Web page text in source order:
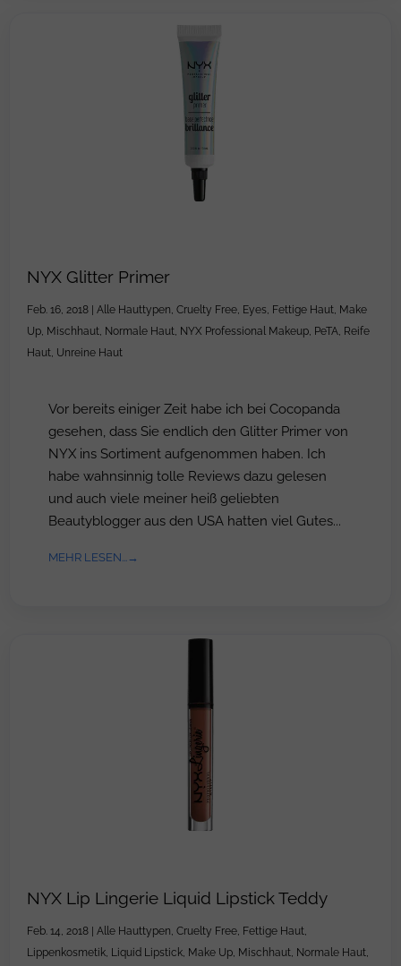
NYX Glitter Primer
Feb. 16, 2018 | Alle Hauttypen, Cruelty Free, Eyes, Fettige Haut, Make
Up, Mischhaut, Normale Haut, NYX Professional Makeup, PeTA, Reife
Haut, Unreine Haut
Vor bereits einiger Zeit habe ich bei Cocopanda
gesehen, dass Sie endlich den Glitter Primer von
NYX ins Sortiment aufgenommen haben. Ich
habe wahnsinnig tolle Reviews dazu gelesen
und auch viele meiner heiß geliebten
Beautyblogger aus den USA hatten viel Gutes...
MEHR LESEN...
NYX Lip Lingerie Liquid Lipstick Teddy
Feb. 14, 2018 | Alle Hauttypen Cruelty Free Fettige Haut
Lippenkosmetik Liquid Lipstick Make Up Mischhaut Normale Haut